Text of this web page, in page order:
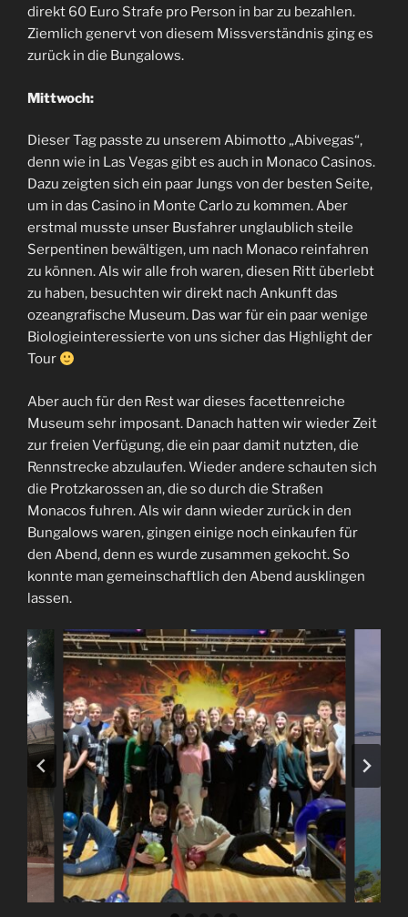
direkt 60 Euro Strafe pro Person in bar zu bezahlen.
Ziemlich genervt von diesem Missverständnis ging es
zurück in die Bungalows.
Mittwoch:
Dieser Tag passte zu unserem Abimotto „Abivegas“,
denn wie in Las Vegas gibt es auch in Monaco Casinos.
Dazu zeigten sich ein paar Jungs von der besten Seite,
um in das Casino in Monte Carlo zu kommen. Aber
erstmal musste unser Busfahrer unglaublich steile
Serpentinen bewältigen, um nach Monaco reinfahren
zu können. Als wir alle froh waren, diesen Ritt überlebt
zu haben, besuchten wir direkt nach Ankunft das
ozeangrafische Museum. Das war für ein paar wenige
Biologieinteressierte von uns sicher das Highlight der
Tour
Aber auch für den Rest war dieses facettenreiche
Museum sehr imposant. Danach hatten wir wieder Zeit
zur freien Verfügung, die ein paar damit nutzten, die
Rennstrecke abzulaufen. Wieder andere schauten sich
die Protzkarossen an, die so durch die Straßen
Monacos fuhren. Als wir dann wieder zurück in den
Bungalows waren, gingen einige noch einkaufen für
den Abend, denn es wurde zusammen gekocht. So
konnte man gemeinschaftlich den Abend ausklingen
lassen.